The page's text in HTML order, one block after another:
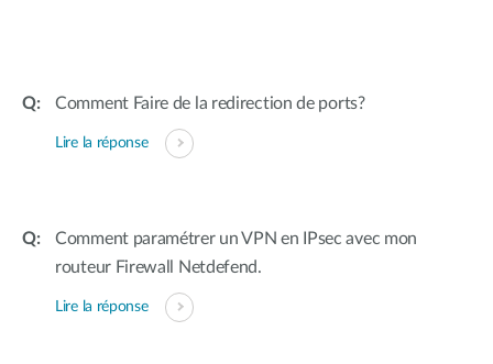
Comment Faire de la redirection de ports?
Lire la réponse
Comment paramétrer un VPN en IPsec avec mon
routeur Firewall Netdefend.
Lire la réponse